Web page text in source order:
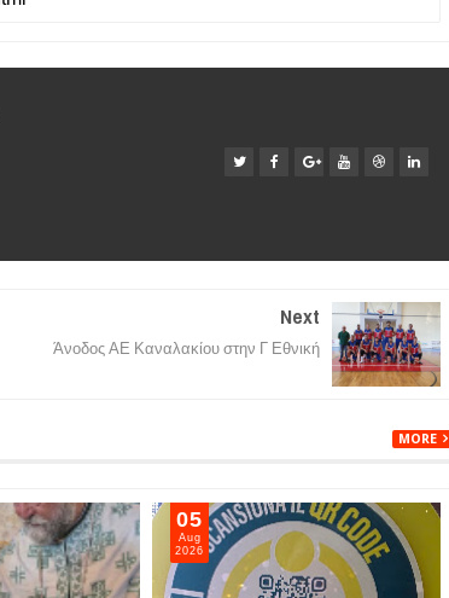
Next
Άνοδος ΑΕ Καναλακίου στην Γ Εθνική
MORE
05
Aug
2026